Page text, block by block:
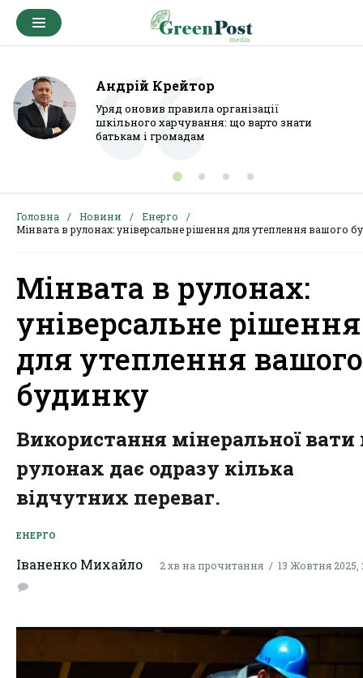
Андрій Крейтор
Уряд оновив правила організації
шкільного харчування: що варто знати
батькам і громадам
Головна Новини
Енерго
Мінвата в рулонах: універсальне рішення для утеплення вашого
Мінвата в рулонах:
універсальне рішення
для утеплення вашого
будинку
Використання мінеральної вати
рулонах дає одразу кілька
відчутних переваг.
ЕНЕРГО
Іваненко Михайло 2 хв на прочитання 13 Жовтня 2025,